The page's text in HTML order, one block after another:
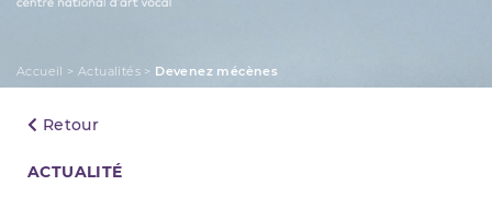
Accueil >Actualités > Devenez mécènes
Retour
Categories
ACTUALITÉ